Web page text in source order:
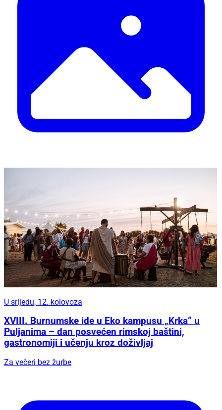
U srijedu, 12. kolovoza
XVIII. Burnumske ide u Eko kampusu „Krka“ u
Puljanima – dan posvećen rimskoj baštini,
gastronomiji i učenju kroz doživljaj
Za večeri bez žurbe